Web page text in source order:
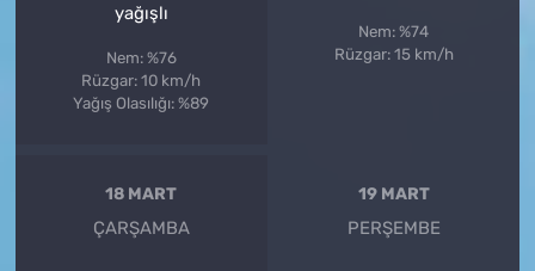
yağışlı
Nem: %76
Rüzgar: 10 km/h
Yağış Olasılığı: %89
Nem: %74
Rüzgar: 15 km/h
18 MART
ÇARŞAMBA
19 MART
PERŞEMBE